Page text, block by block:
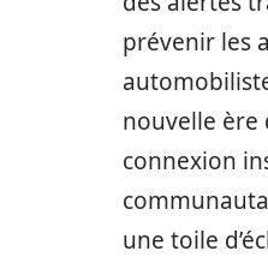
prévenir les
nouvelle ère
connexion
une toile